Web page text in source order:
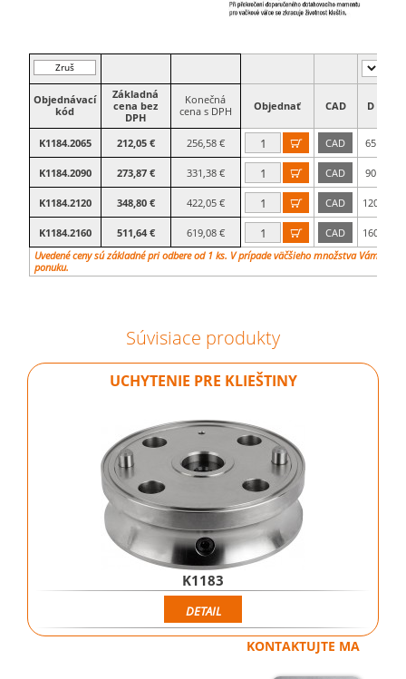
Zruš
filter
Objednávací
kód
Základná
cena bez
DPH
Konečná
cena s DPH
Objednať CAD D
K1184.2065 212,05 € 256,58 €  CAD 65
K1184.2090 273,87 € 331,38 €  CAD 90
K1184.2120 348,80 € 422,05 €  CAD 120
K1184.2160 511,64 € 619,08 €  CAD 160
Uvedené ceny sú základné pri odbere od 1 ks. V prípade väčšieho množstva Vám
ponuku.
Súvisiace produkty
UCHYTENIE PRE KLIEŠTINY
K1183
DETAIL
KONTAKTUJTE MA